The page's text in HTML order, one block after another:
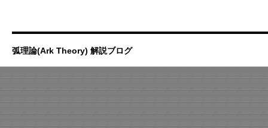
弧理論(Ark Theory) 解説ブログ